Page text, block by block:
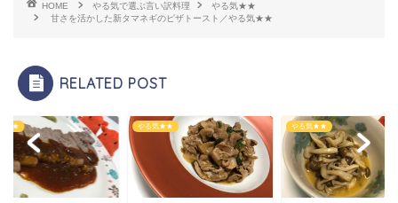
HOME やる気で選ぶ言い訳料理
やる気★★
甘さを活かした新タマネギのピザトースト／やる気★★
RELATED POST
★★ やる気★★ やる気★★